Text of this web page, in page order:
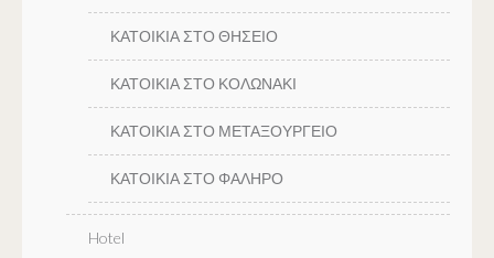
ΚΑΤΟΙΚΙΑ ΣΤΟ ΘΗΣΕΙΟ
ΚΑΤΟΙΚΙΑ ΣΤΟ ΚΟΛΩΝΑΚΙ
ΚΑΤΟΙΚΙΑ ΣΤΟ ΜΕΤΑΞΟΥΡΓΕΙΟ
ΚΑΤΟΙΚΙΑ ΣΤΟ ΦΑΛΗΡΟ
Hotel